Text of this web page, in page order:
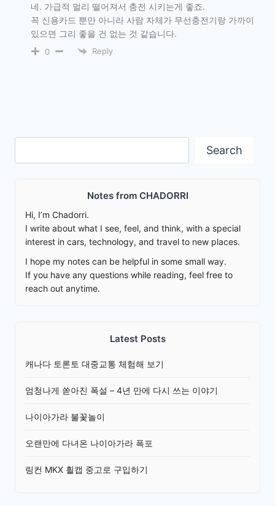
네. 가급적 멀리 떨어져서 충전 시키는게 좋죠.
꼭 신용카드 뿐만 아니라 사람 자체가 무선충전기랑 가까이
있으면 그리 좋을 건 없는 것 같습니다.
0 Reply
Search
Notes from CHADORRI
Hi, I’m Chadorri.
I write about what I see, feel, and think, with a special
interest in cars, technology, and travel to new places.
I hope my notes can be helpful in some small way.
If you have any questions while reading, feel free to
reach out anytime.
Latest Posts
캐나다 토론토 대중교통 체험해 보기
엄청나게 쏟아진 폭설 – 4년 만에 다시 쓰는 이야기
나이아가라 불꽃놀이
오랜만에 다녀온 나이아가라 폭포
링컨 MKX 휠캡 중고로 구입하기